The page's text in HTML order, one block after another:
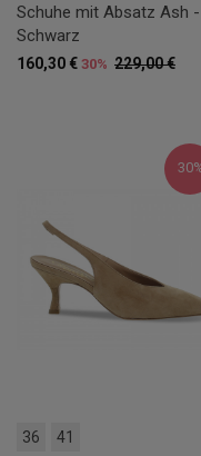
Schuhe mit Absatz Ash -
Schwarz
229,00 €
160,30 € 30%
36 41